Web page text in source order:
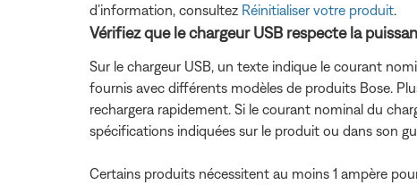
d’information, consultez Réinitialiser votre produit
Vérifiez que le chargeur USB respecte la
Sur le chargeur USB, un texte indique le courant
fournis avec différents modèles de produits Bose.
rechargera rapidement. Si le courant nominal du
spécifications indiquées sur le produit ou dans son
Certains produits nécessitent au moins 1 ampère